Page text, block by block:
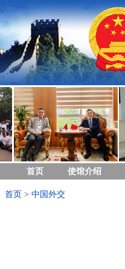
首页 使馆介绍
首页 > 中国外交